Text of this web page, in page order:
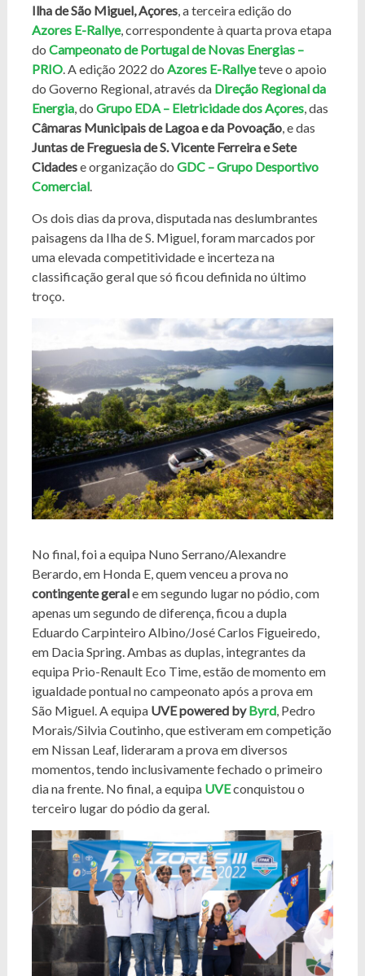
Ilha de São Miguel, Açores, a terceira edição do
Azores E-Rallye, correspondente à quarta prova etapa
do Campeonato de Portugal de Novas Energias –
PRIO. A edição 2022 do Azores E-Rallyeteve o apoio
do Governo Regional, através da Direção Regional da
Energia, do Grupo EDA – Eletricidade dos Açores, das
Câmaras Municipais de Lagoa e da Povoação, e das
Juntas de Freguesia de S. Vicente Ferreira e Sete
Cidadese organização do GDC – Grupo Desportivo
Comercial.
Os dois dias da prova, disputada nas deslumbrantes
paisagens da Ilha de S. Miguel, foram marcados por
uma elevada competitividade e incerteza na
classificação geral que só ficou definida no último
troço.
No final, foi a equipa Nuno Serrano/Alexandre
Berardo, em Honda E, quem venceu a prova no
contingente gerale em segundo lugar no pódio, com
apenas um segundo de diferença, ficou a dupla
Eduardo Carpinteiro Albino/José Carlos Figueiredo,
em Dacia Spring. Ambas as duplas, integrantes da
equipa Prio-Renault Eco Time, estão de momento em
igualdade pontual no campeonato após a prova em
São Miguel. A equipa UVE powered byByrd, Pedro
Morais/Silvia Coutinho, que estiveram em competição
em Nissan Leaf, lideraram a prova em diversos
momentos, tendo inclusivamente fechado o primeiro
dia na frente. No final, a equipa UVEconquistou o
terceiro lugar do pódio da geral.